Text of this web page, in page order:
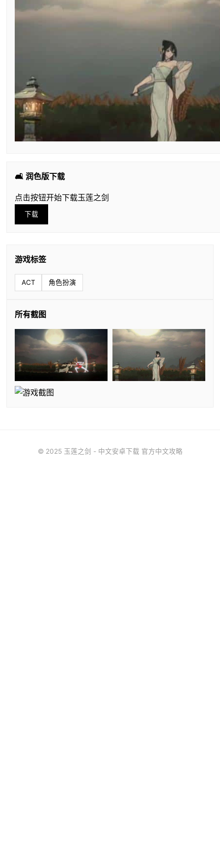
🛋️ 润色版下载
点击按钮开始下载玉莲之剑
下载
游戏标签
ACT 角色扮演
所有截图
© 2025 玉莲之剑 - 中文安卓下载 官方中文攻略